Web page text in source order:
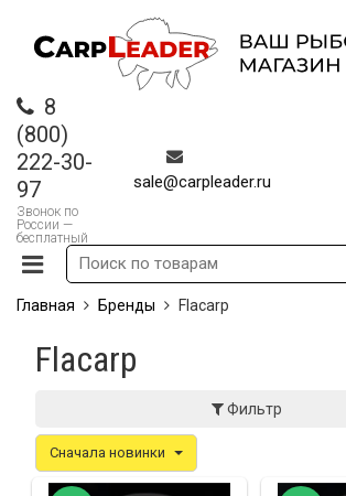
8
(800)
222-30-
97
Звонок по
России —
бесплатный
sale@carpleader.ru
Главная Бренды Flacarp
Flacarp
Фильтр
Сначала новинки